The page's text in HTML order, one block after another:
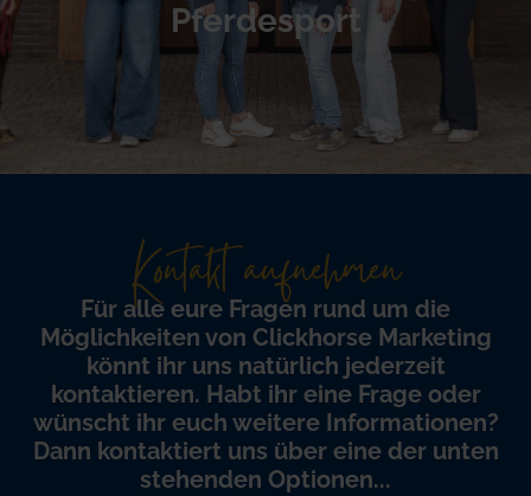
Pferdesport
Kontakt aufnehmen
Für alle eure Fragen rund um die
Möglichkeiten von Clickhorse Marketing
könnt ihr uns natürlich jederzeit
kontaktieren. Habt ihr eine Frage oder
wünscht ihr euch weitere Informationen?
Dann kontaktiert uns über eine der unten
stehenden Optionen...